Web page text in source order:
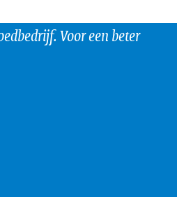
Voor een beter